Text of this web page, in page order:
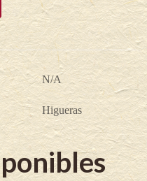
N/A
Higueras